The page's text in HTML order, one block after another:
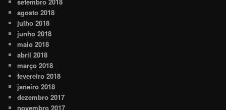
setembro 2018
agosto 2018
julho 2018
junho 2018
maio 2018
abril 2018
março 2018
fevereiro 2018
janeiro 2018
dezembro 2017
novembro 2017